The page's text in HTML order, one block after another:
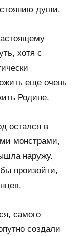
души.
хотя с
еще очень
Родине.
остался в
монстрами,
наружу.
произойти,
самого
создали